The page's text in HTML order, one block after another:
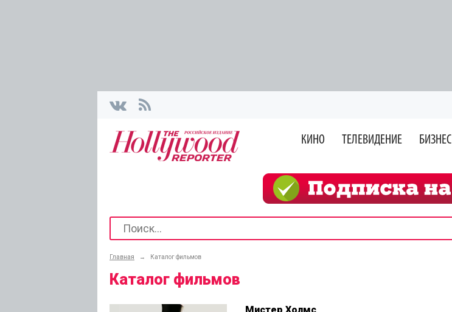
КИНО ТЕЛЕВИДЕНИЕ БИЗНЕС
Главная → Каталог фильмов
Каталог фильмов